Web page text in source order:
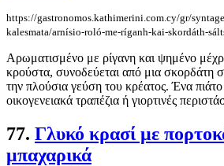
https://gastronomos.kathimerini.com.cy/gr/
kalesmata/arnísio-roló-me-ríganh-kai-skordáth-
Αρωματισμένο με ρίγανη και ψημένο
κρούστα, συνοδεύεται από μια σκορδάτη
την πλούσια γεύση του κρέατος. Ένα πιάτο
οικογενειακά τραπέζια ή γιορτινές
77. Γλυκό κρασί με
μπαχαρικά